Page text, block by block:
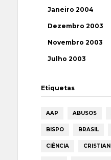
Janeiro 2004
Dezembro 2003
Novembro 2003
Julho 2003
Etiquetas
AAP ABUSOS
BISPO BRASIL
CIÊNCIA